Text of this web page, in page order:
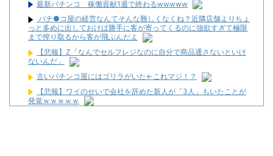
最新パチンコ 稼働貢献1週で終わるwwwww
パチ●コ屋の経営なんてそんな難しくなくね？近隣店舗よりちょ
っと多めに出しておけば勝手に客が寄ってくるのに強欲すぎて極限
まで搾り取るから客が飛ぶんだよ
【悲報】Z「なんでセルフレジなのに自分で商品通さないといけ
ないんだ」
古いパチンコ屋にはゴリラがいた←これマジ！？
【悲報】ワイのせいで会社を辞めた新人が「3人」もいたことが
発覚ｗｗｗｗｗ